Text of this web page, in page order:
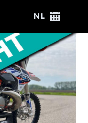
NL View